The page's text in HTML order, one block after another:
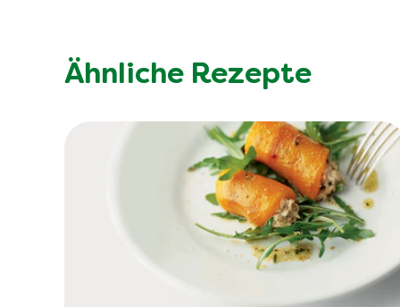
Ähnliche Rezepte